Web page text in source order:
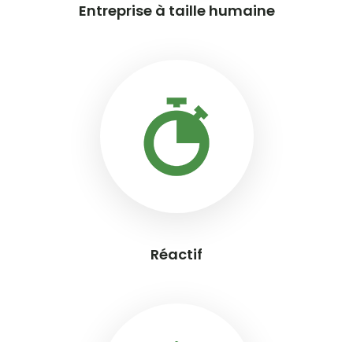
Entreprise à taille humaine
Réactif